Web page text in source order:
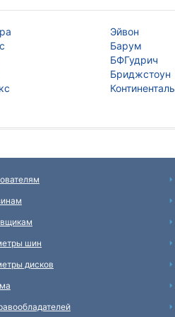
Эйвон
Барум
БФГудрич
Бриджстоун
Континенталь
шин
дисков